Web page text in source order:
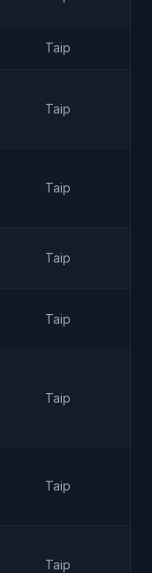
Taip
Taip
Taip
Taip
Taip
Taip
Taip
Taip